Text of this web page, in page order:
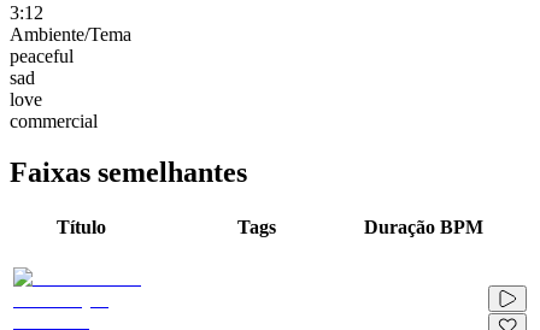
3:12
Ambiente/Tema
peaceful
sad
love
commercial
Faixas semelhantes
Título Tags Duração BPM